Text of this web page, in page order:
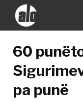
60
pa punë